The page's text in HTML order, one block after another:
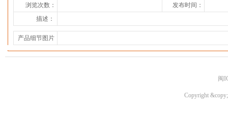
浏览次数：
发布时间：
描述：
产品细节图片
闽
Copyright